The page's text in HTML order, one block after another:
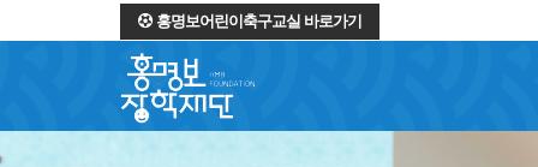
홍명보어린이축구교실 바로가기